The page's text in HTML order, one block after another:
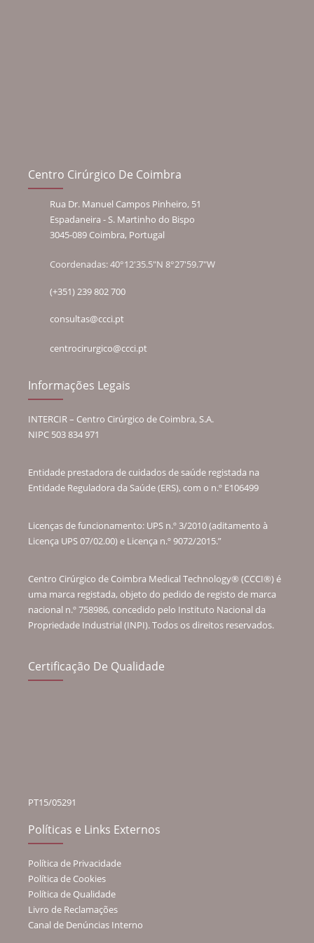
Centro Cirúrgico De Coimbra
Rua Dr. Manuel Campos Pinheiro, 51
Espadaneira - S. Martinho do Bispo
3045-089 Coimbra, Portugal
Coordenadas: 40°12'35.5"N 8°27'59.7"W
(+351) 239 802 700
consultas@ccci.pt
centrocirurgico@ccci.pt
Informações Legais
INTERCIR – Centro Cirúrgico de Coimbra, S.A.
NIPC 503 834 971
Entidade prestadora de cuidados de saúde registada na
Entidade Reguladora da Saúde (ERS), com o n.º E106499
Licenças de funcionamento: UPS n.º 3/2010 (aditamento à
Licença UPS 07/02.00) e Licença n.º 9072/2015.”
Centro Cirúrgico de Coimbra Medical Technology® (CCCI®) é
uma marca registada, objeto do pedido de registo de marca
nacional n.º 758986, concedido pelo Instituto Nacional da
Propriedade Industrial (INPI). Todos os direitos reservados.
Certificação De Qualidade
PT15/05291
Políticas e Links Externos
Política de Privacidade
Política de Cookies
Política de Qualidade
Livro de Reclamações
Canal de Denúncias Interno